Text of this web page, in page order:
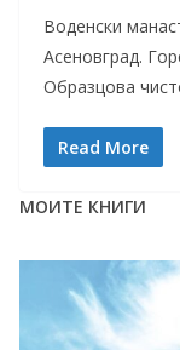
Воденски
Асеновград.
Образцова
Read More
МОИТЕ КНИГИ